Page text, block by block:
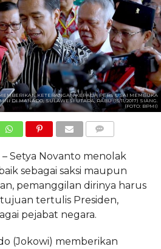
KETERANGAN KEPADA PERS USAI MEMBUKA
DI MANADO, SULAWESI UTARA, RABU (15/11/2017) SIANG.
(FOTO: BPMI)
– Setya Novanto menolak
sebagai saksi maupun
pemanggilan dirinya harus
tertulis Presiden,
pejabat negara.
(Jokowi) memberikan